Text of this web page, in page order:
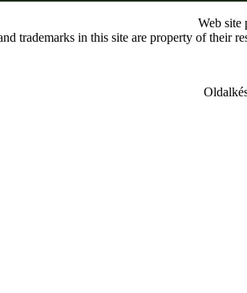
Web site
trademarks in this site are property of their